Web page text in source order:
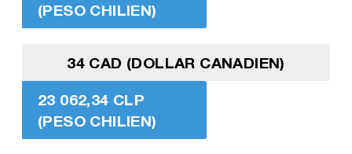
(PESO CHILIEN)
34 CAD (DOLLAR CANADIEN)
23 062,34 CLP
(PESO CHILIEN)